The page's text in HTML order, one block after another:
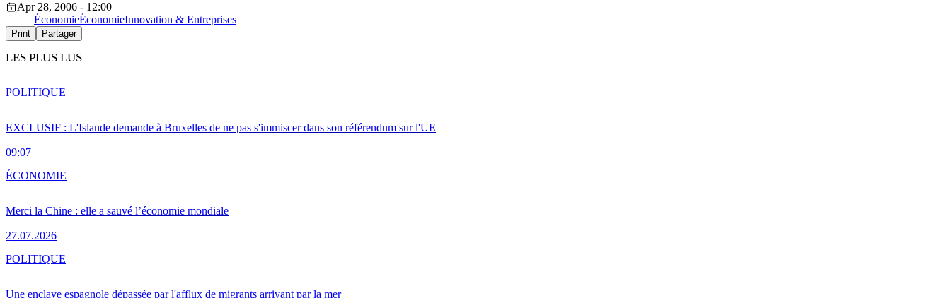
Apr 28, 2006 - 12:00
ÉconomieÉconomieInnovation & Entreprises
Print Partager
LES PLUS LUS
EXCLUSIF : L'Islande demande à Bruxelles de ne pas s'immiscer dans son référendum sur l'UE
09:07
POLITIQUE
Merci la Chine : elle a sauvé l’économie mondiale
27.07.2026
ÉCONOMIE
Une enclave espagnole dépassée par l'afflux de migrants arrivant par la mer
POLITIQUE